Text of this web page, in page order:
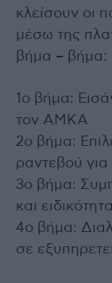
κλείσουν οι
μέσω της
βήμα – βήμα:
1ο βήμα:
τον ΑΜΚΑ
2ο βήμα:
ραντεβού για
3ο βήμα:
και
4ο βήμα:
σε εξυπηρετεί